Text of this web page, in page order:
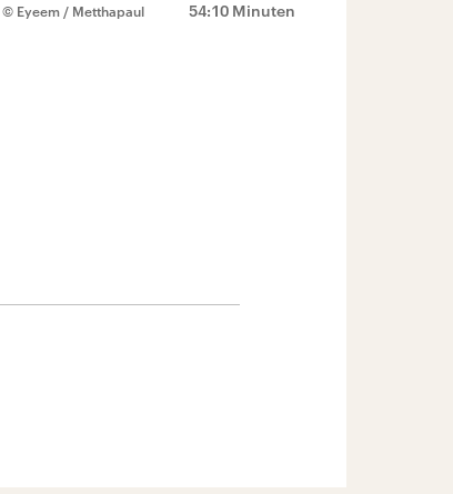
54:10 Minuten
© Eyeem / Metthapaul